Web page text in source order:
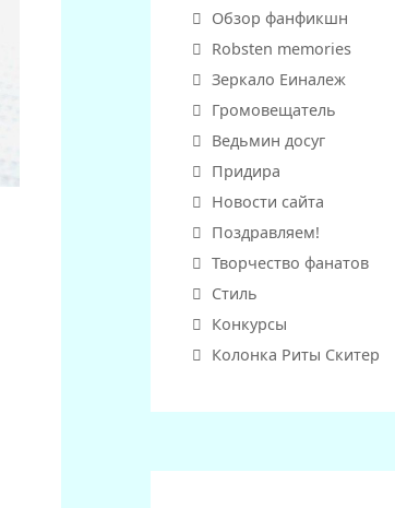
Обзор фанфикшн
Robsten memories
Зеркало Еиналеж
Громовещатель
Ведьмин досуг
Придира
Новости сайта
Поздравляем!
Творчество фанатов
Стиль
Конкурсы
Колонка Риты Скитер